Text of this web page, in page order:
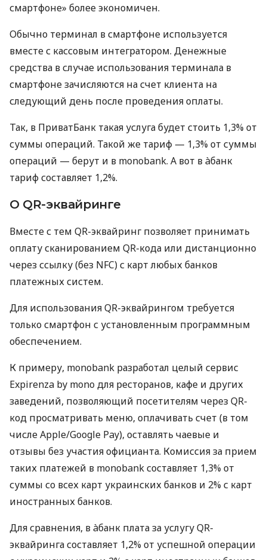
смартфоне» более экономичен.
Обычно терминал в смартфоне используется
вместе с кассовым интегратором. Денежные
средства в случае использования терминала в
смартфоне зачисляются на счет клиента на
следующий день после проведения оплаты.
Так, в ПриватБанк такая услуга будет стоить 1,3% от
суммы операций. Такой же тариф — 1,3% от суммы
операций — берут и в monobank. А вот в àбанк
тариф составляет 1,2%.
О QR-эквайринге
Вместе с тем QR-эквайринг позволяет принимать
оплату сканированием QR-кода или дистанционно
через ссылку (без NFC) с карт любых банков
платежных систем.
Для использования QR-эквайрингом требуется
только смартфон с установленным программным
обеспечением.
К примеру, monobank разработал целый сервис
Expirenza by mono для ресторанов, кафе и других
заведений, позволяющий посетителям через QR-
код просматривать меню, оплачивать счет (в том
числе Apple/Google Pay), оставлять чаевые и
отзывы без участия официанта. Комиссия за прием
таких платежей в monobank составляет 1,3% от
суммы со всех карт украинских банков и 2% с карт
иностранных банков.
Для сравнения, в àбанк плата за услугу QR-
эквайринга составляет 1,2% от успешной операции